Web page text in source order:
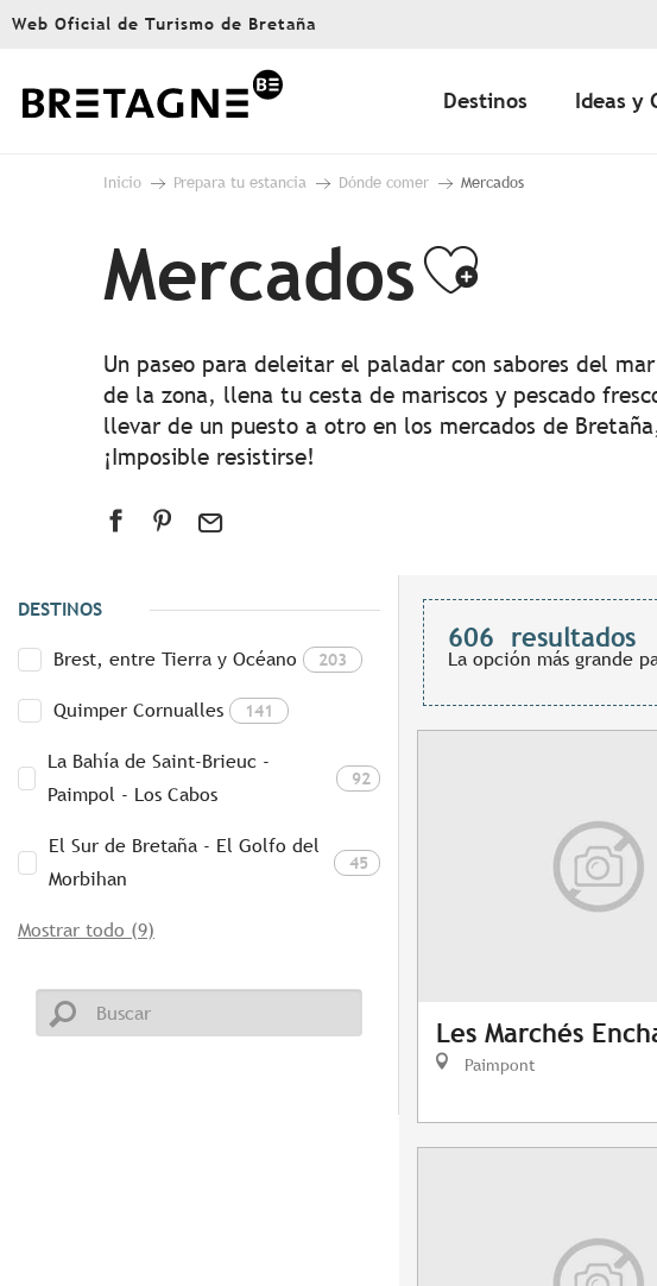
Aller
principal
Web Oficial de Turismo de Bretaña
Destinos Ideas y
Inicio Prepara tu estancia Dónde comer Mercados
Mercados
Un paseo para deleitar el paladar con sabores del
de la zona, llena tu cesta de mariscos y pescado
llevar de un puesto a otro en los mercados de
¡Imposible resistirse!
DESTINOS
Brest, entre Tierra y Océano 203
Quimper Cornualles 141
La Bahía de Saint-Brieuc -
Paimpol - Los Cabos
92
El Sur de Bretaña - El Golfo del
Morbihan
45
Mostrar todo (9)
606 resultados
La opción más grande
Les Marchés
Paimpont